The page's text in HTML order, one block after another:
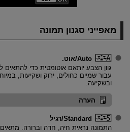
מאפייני סגנון תמונה
Auto/אוט.
גוון הצבע יותאם אוטומטית כדי להתאים
עבור שמיים כחולים, ירוק ושקיעות,
ובשקיעה.
הערה
Standard/רגיל
התמונה נראית חיה, חדה וברורה. מתאים